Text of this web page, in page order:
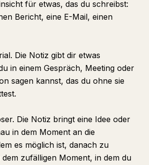
für etwas, das du schreibst:
Bericht, eine E-Mail, einen
Die Notiz gibt dir etwas
in einem Gespräch, Meeting oder
sagen kannst, das du ohne sie
Die Notiz bringt eine Idee oder
in dem Moment an die
es möglich ist, danach zu
zufälligen Moment, in dem du